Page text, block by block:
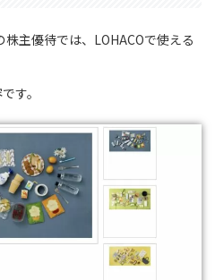
主優待では、LOHACOで使える
す。